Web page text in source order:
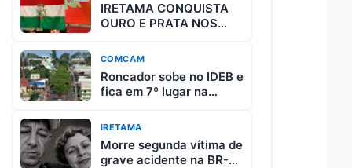
IRETAMA CONQUISTA
OURO E PRATA NOS
PARANÁ
COMCAM
Roncador sobe no IDEB e
fica em 7º lugar na
IRETAMA
Morre segunda vítima de
grave acidente na BR-